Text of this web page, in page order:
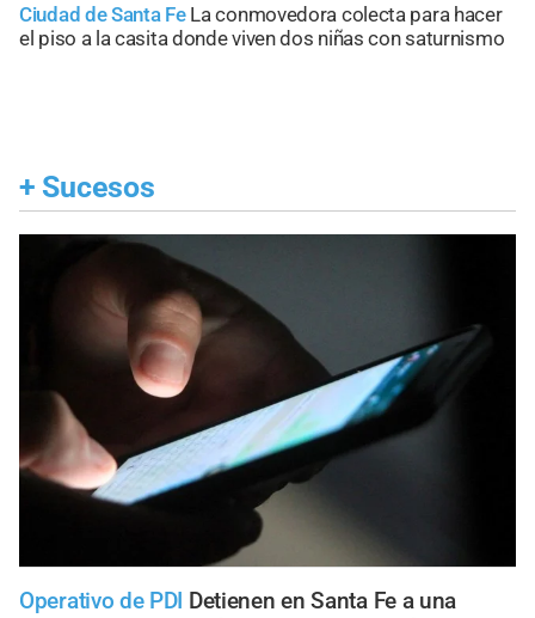
Ciudad de Santa Fe La conmovedora colecta para hacer
el piso a la casita donde viven dos niñas con saturnismo
+ Sucesos
Operativo de PDI Detienen en Santa Fe a una